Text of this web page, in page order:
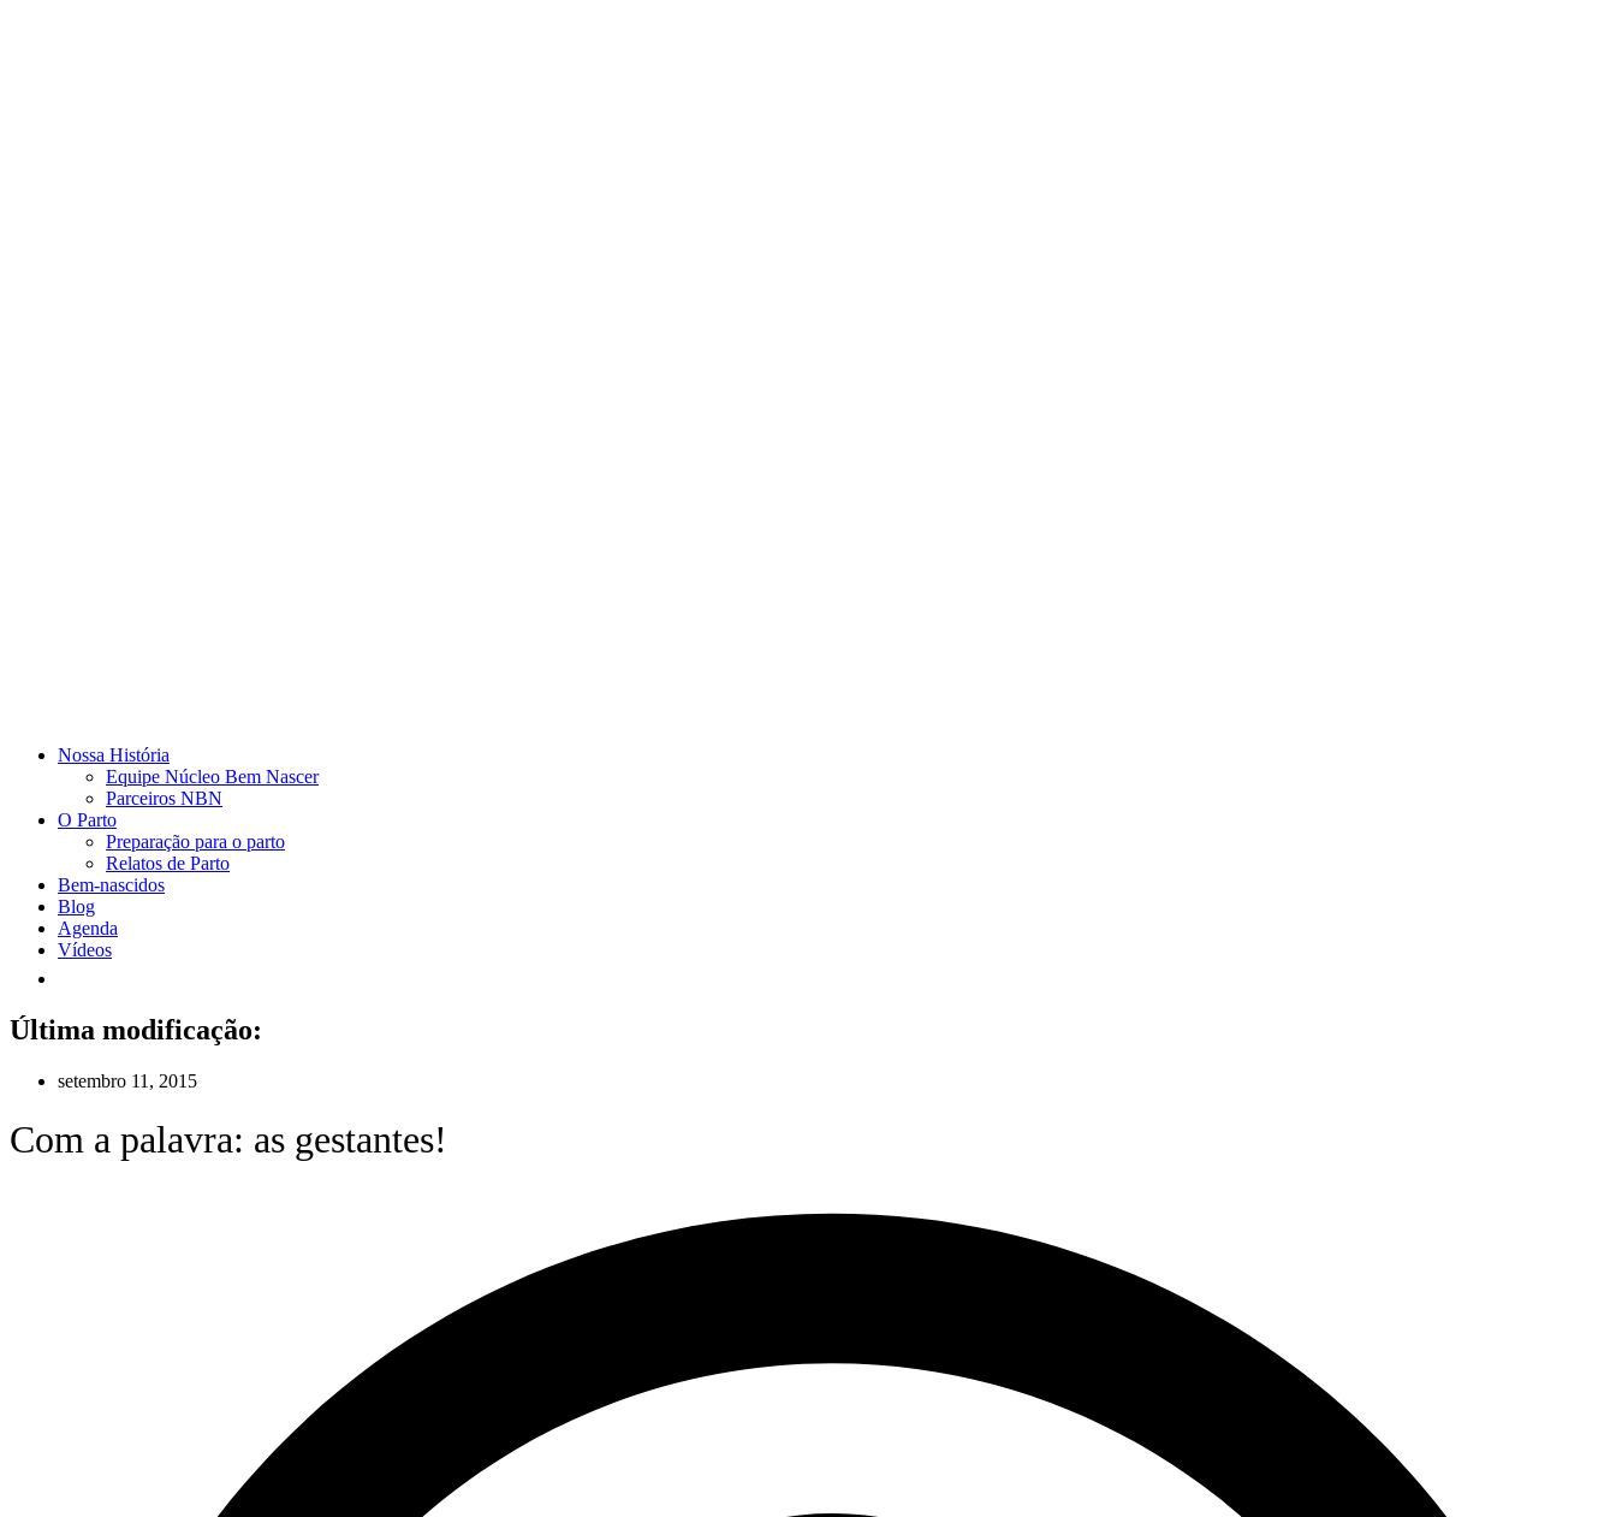
Nossa História
Equipe Núcleo Bem Nascer
Parceiros NBN
O Parto
Preparação para o parto
Relatos de Parto
Bem-nascidos
Blog
Agenda
Vídeos
Última modificação:
setembro 11, 2015
Com a palavra: as gestantes!